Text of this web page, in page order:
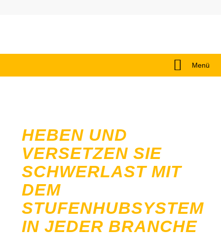
Menü
HEBEN UND
VERSETZEN SIE
SCHWERLAST MIT
DEM
STUFENHUBSYSTEM
IN JEDER BRANCHE